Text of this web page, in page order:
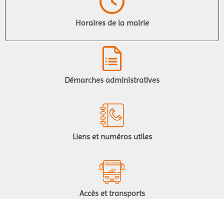
Horaires de la mairie
Démarches administratives
Liens et numéros utiles
Accès et transports